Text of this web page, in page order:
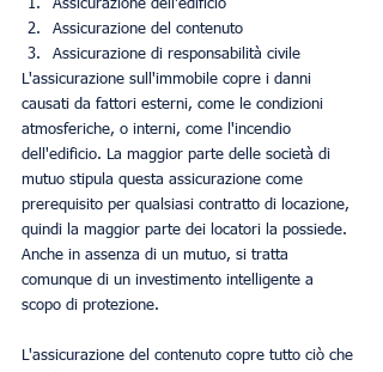
Assicurazione dell'edificio
Assicurazione del contenuto
Assicurazione di responsabilità civile
L'assicurazione sull'immobile copre i danni
causati da fattori esterni, come le condizioni
atmosferiche, o interni, come l'incendio
dell'edificio. La maggior parte delle società di
mutuo stipula questa assicurazione come
prerequisito per qualsiasi contratto di locazione,
quindi la maggior parte dei locatori la possiede.
Anche in assenza di un mutuo, si tratta
comunque di un investimento intelligente a
scopo di protezione.
L'assicurazione del contenuto copre tutto ciò che